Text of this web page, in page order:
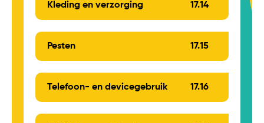
Kleding en verzorging 17.14
Pesten 17.15
Telefoon- en devicegebruik 17.16